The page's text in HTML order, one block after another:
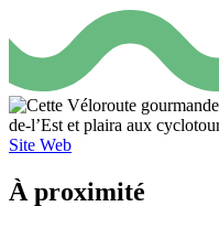
Site Web
À proximité